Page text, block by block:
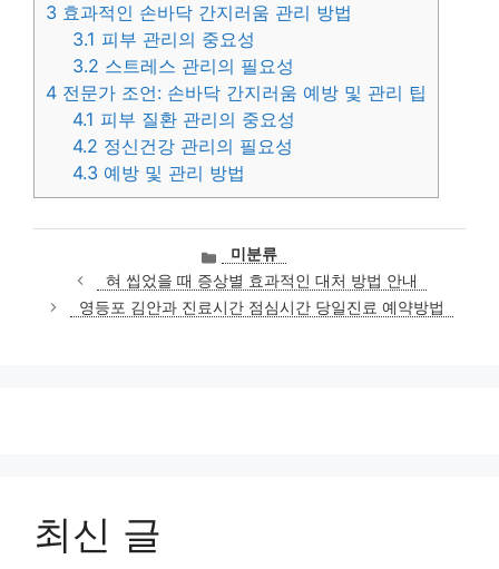
3 효과적인 손바닥 간지러움 관리 방법
3.1 피부 관리의 중요성
3.2 스트레스 관리의 필요성
4 전문가 조언: 손바닥 간지러움 예방 및 관리 팁
4.1 피부 질환 관리의 중요성
4.2 정신건강 관리의 필요성
4.3 예방 및 관리 방법
카
테
고
리
미분류
혀 씹었을 때 증상별 효과적인 대처 방법 안내
영등포 김안과 진료시간 점심시간 당일진료 예약방법
최신 글